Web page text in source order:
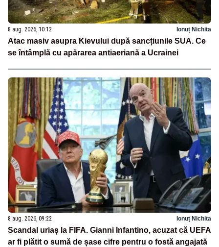
8 aug. 2026, 10:12 Ionuț Nichita
Atac masiv asupra Kievului după sancțiunile SUA. Ce
se întâmplă cu apărarea antiaeriană a Ucrainei
8 aug. 2026, 09:22 Ionuț Nichita
Scandal uriaș la FIFA. Gianni Infantino, acuzat că UEFA
ar fi plătit o sumă de șase cifre pentru o fostă angajată